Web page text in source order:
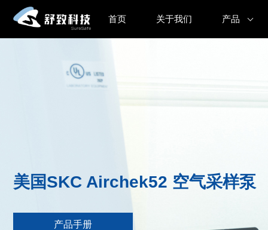
首页 关于我们 产品
美国SKC Airchek52 空气采样泵
产品手册